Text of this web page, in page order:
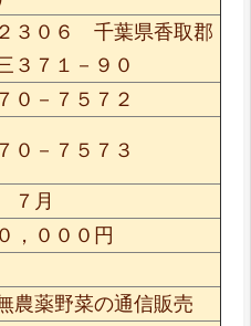
３０６ 千葉県香取郡
３７１－９０
０－７５７２
０－７５７３
７月
，０００円
農薬野菜の通信販売